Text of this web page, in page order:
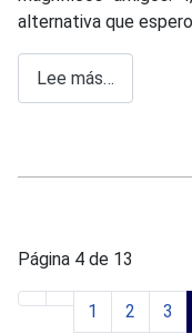
alternativa que
Lee más…
Página 4 de 13
1 2 3